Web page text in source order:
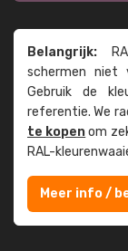
Belangrijk:
schermen niet
Gebruik de
referentie. We
te kopenom
RAL-
Meer info /